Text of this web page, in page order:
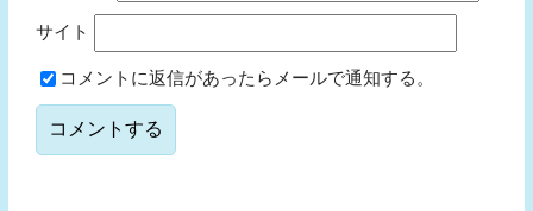
サイト
コメントに返信があったらメールで通知する。